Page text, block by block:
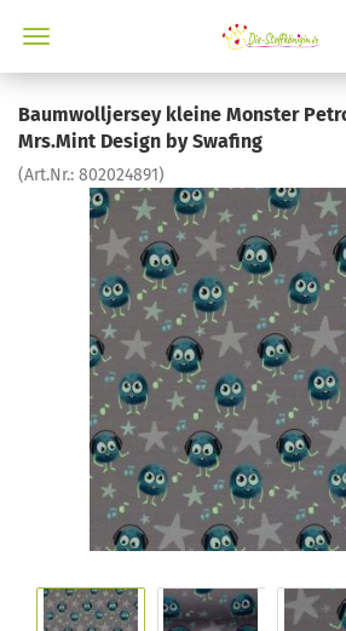
Baumwolljersey kleine Monster
Mrs.Mint Design by Swafing
(Art.Nr.: 802024891)